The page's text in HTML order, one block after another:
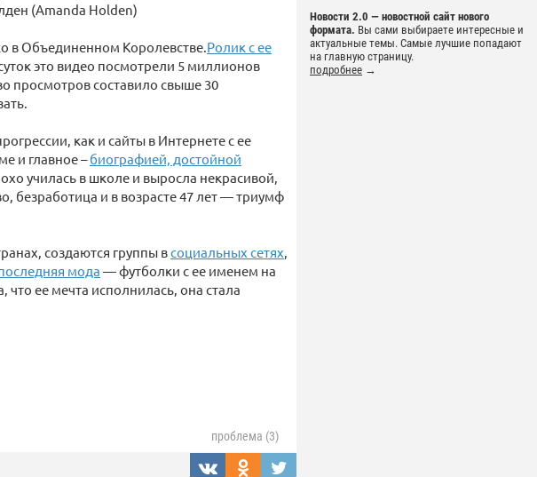
Новости 2.0 — новостной сайт нового
формата. Вы сами выбираете интересные и
актуальные темы. Самые лучшие попадают
на главную страницу.
подробнее →
(Amanda Holden)
в Объединенном Королевстве.Ролик с ее
это видео посмотрели 5 миллионов
просмотров составило свыше 30
как и сайты в Интернете с ее
и главное –биографией, достойной
училась в школе и выросла некрасивой,
безработица и в возрасте 47 лет — триумф
создаются группы всоциальных сетях,
мода — футболки с ее именем на
ее мечта исполнилась, она стала
проблема (3)